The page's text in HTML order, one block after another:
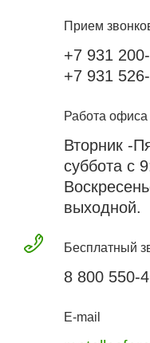
Прием
+7 931
+7 931
Работа офиса
Вторник -
суббота с
выходной.
Бесплатный
8 800 550-
E-mail